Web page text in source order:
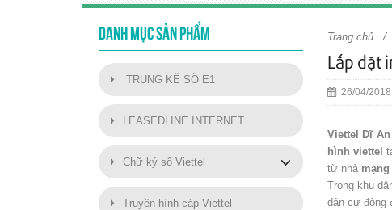
DANH MỤC SẢN PHẨM
TRUNG KẾ SỐ E1
LEASEDLINE INTERNET
Chữ ký số Viettel
Truyền hình cáp Viettel
Trang chủ/
Lắp đặt
26/04/2018
Viettel Dĩ An
hình viettel
từ nhà
Trong khu
dân cư đông